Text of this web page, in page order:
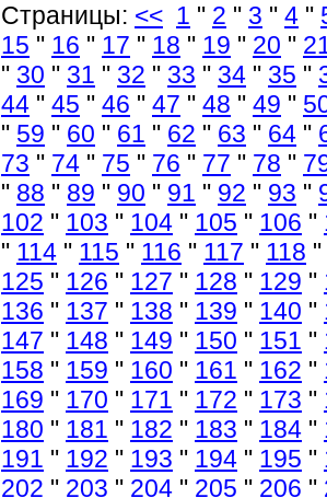
Страницы: << 1 " 2 " 3 " 4 "
15 " 16 " 17 " 18 " 19 " 20 "
" 30 " 31 " 32 " 33 " 34 " 35 "
44 " 45 " 46 " 47 " 48 " 49 "
" 59 " 60 " 61 " 62 " 63 " 64 "
73 " 74 " 75 " 76 " 77 " 78 "
" 88 " 89 " 90 " 91 " 92 " 93 "
102 " 103 " 104 " 105 " 106 "
" 114 " 115 " 116 " 117 " 118 "
125 " 126 " 127 " 128 " 129 "
136 " 137 " 138 " 139 " 140 "
147 " 148 " 149 " 150 " 151 "
158 " 159 " 160 " 161 " 162 "
169 " 170 " 171 " 172 " 173 "
180 " 181 " 182 " 183 " 184 "
191 " 192 " 193 " 194 " 195 "
202 " 203 " 204 " 205 " 206 "